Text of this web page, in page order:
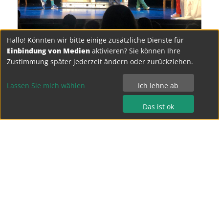
Hallo! Könnten wir bitte einige zusätzliche Dienste für
Einbindung von Medien aktivieren? Sie können Ihre
Zustimmung später jederzeit ändern oder zurückziehen.
Lassen Sie mich wählen Ich lehne ab
Das ist ok